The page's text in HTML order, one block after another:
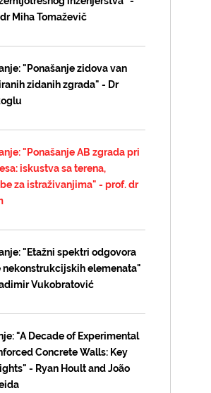
Miha Tomaževič
"Ponašanje zidova van
zidanih zgrada" - Dr
"Ponašanje AB zgrada pri
iskustva sa terena,
za istraživanjima" - prof. dr
"Etažni spektri odgovora
nekonstrukcijskih elemenata"
Vukobratović
"A Decade of Experimental
Concrete Walls: Key
- Ryan Hoult and João